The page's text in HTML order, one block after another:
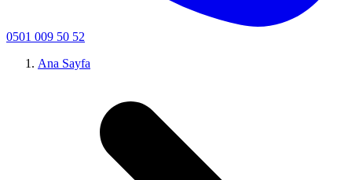
0501 009 50 52
Ana Sayfa